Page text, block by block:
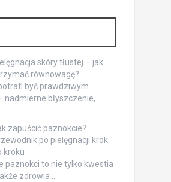
skóry tłustej – jak
równowagę?
być prawdziwym
nadmierne błyszczenie,
zapuścić paznokcie?
po pielęgnacji krok
kroku
paznokci to nie tylko kwestia
zdrowia …